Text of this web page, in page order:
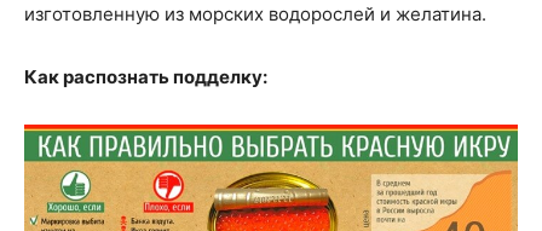
изготовленную из морских водорослей и желатина.
Как распознать подделку: